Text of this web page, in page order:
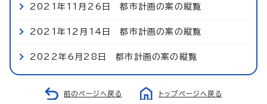
2021年11月26日 都市計画の案の縦覧
2021年12月14日 都市計画の案の縦覧
2022年6月28日 都市計画の案の縦覧
前のページへ戻る トップページへ戻る